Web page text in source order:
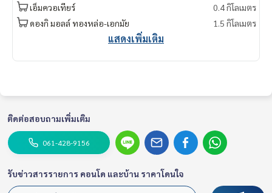
son #Pet friendly
เอ็มควอเทียร์
0.4 กิโลเมตร
ดองกิ มอลล์ ทองหล่อ-เอกมัย
1.5 กิโลเมตร
แสดงเพิ่มเติม
ติดต่อสอบถามเพิ่มเติม
061-428-9156
รับข่าวสารรายการ คอนโด และบ้าน ราคาโดนใจ